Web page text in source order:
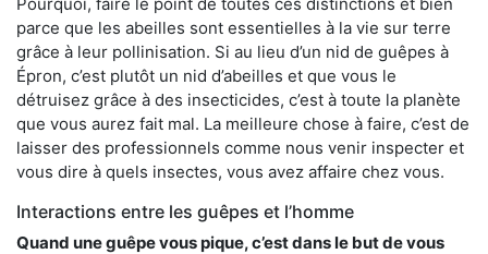
parce que les abeilles sont essentielles à la vie sur terre
grâce à leur pollinisation. Si au lieu d’un nid de guêpes à
Épron, c’est plutôt un nid d’abeilles et que vous le
détruisez grâce à des insecticides, c’est à toute la planète
que vous aurez fait mal. La meilleure chose à faire, c’est de
laisser des professionnels comme nous venir inspecter et
vous dire à quels insectes, vous avez affaire chez vous.
Interactions entre les guêpes et l’homme
Quand une guêpe vous pique, c’est dans le but de vous